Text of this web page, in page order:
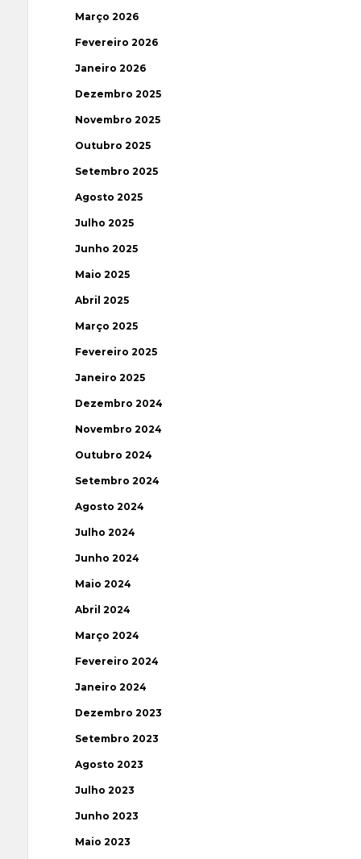
Março 2026
Fevereiro 2026
Janeiro 2026
Dezembro 2025
Novembro 2025
Outubro 2025
Setembro 2025
Agosto 2025
Julho 2025
Junho 2025
Maio 2025
Abril 2025
Março 2025
Fevereiro 2025
Janeiro 2025
Dezembro 2024
Novembro 2024
Outubro 2024
Setembro 2024
Agosto 2024
Julho 2024
Junho 2024
Maio 2024
Abril 2024
Março 2024
Fevereiro 2024
Janeiro 2024
Dezembro 2023
Setembro 2023
Agosto 2023
Julho 2023
Junho 2023
Maio 2023